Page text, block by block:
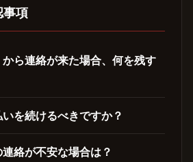
事項
ら連絡が来た場合、何を残す
を続けるべきですか？
絡が不安な場合は？